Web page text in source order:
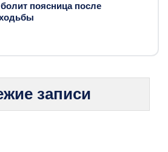
поясница после
записи